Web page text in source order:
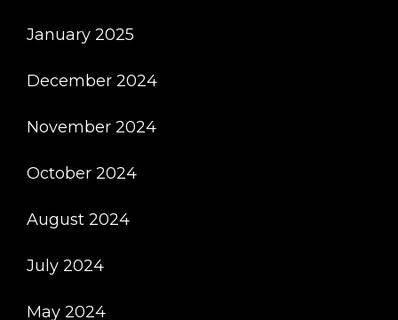
January 2025
December 2024
November 2024
October 2024
August 2024
July 2024
May 2024